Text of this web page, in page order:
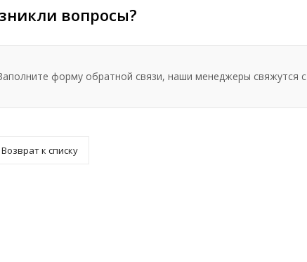
вопросы?
форму обратной связи, наши менеджеры свяжутся
Возврат к списку